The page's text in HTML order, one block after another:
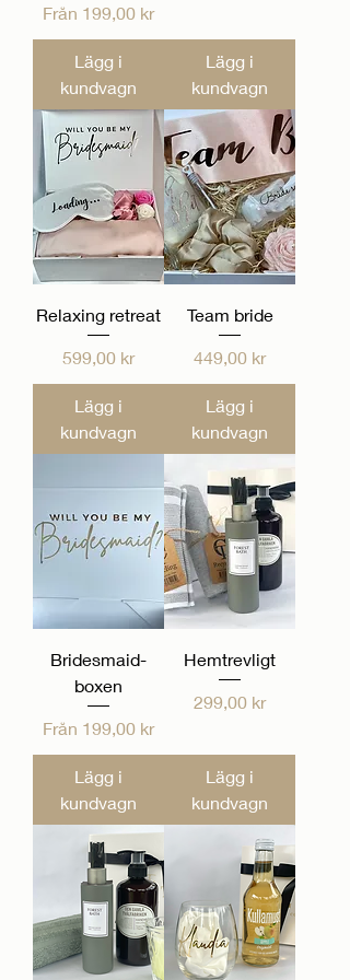
Från 199,00 kr
Reapris
Lägg i
kundvagn
Lägg i
kundvagn
Relaxing retreat
Pris
599,00 kr
Lägg i
kundvagn
Team bride
Pris
449,00 kr
Lägg i
kundvagn
Bridesmaid-
boxen
Från 199,00 kr
Reapris
Lägg i
kundvagn
Hemtrevligt
Pris
299,00 kr
Lägg i
kundvagn